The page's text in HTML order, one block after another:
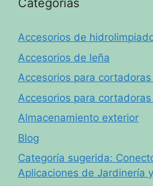
Categorías
Accesorios de
Accesorios de leña
Accesorios para
Accesorios para cortadoras
Almacenamiento exterior
Blog
Categoría sugerida:
Aplicaciones de Jardinería